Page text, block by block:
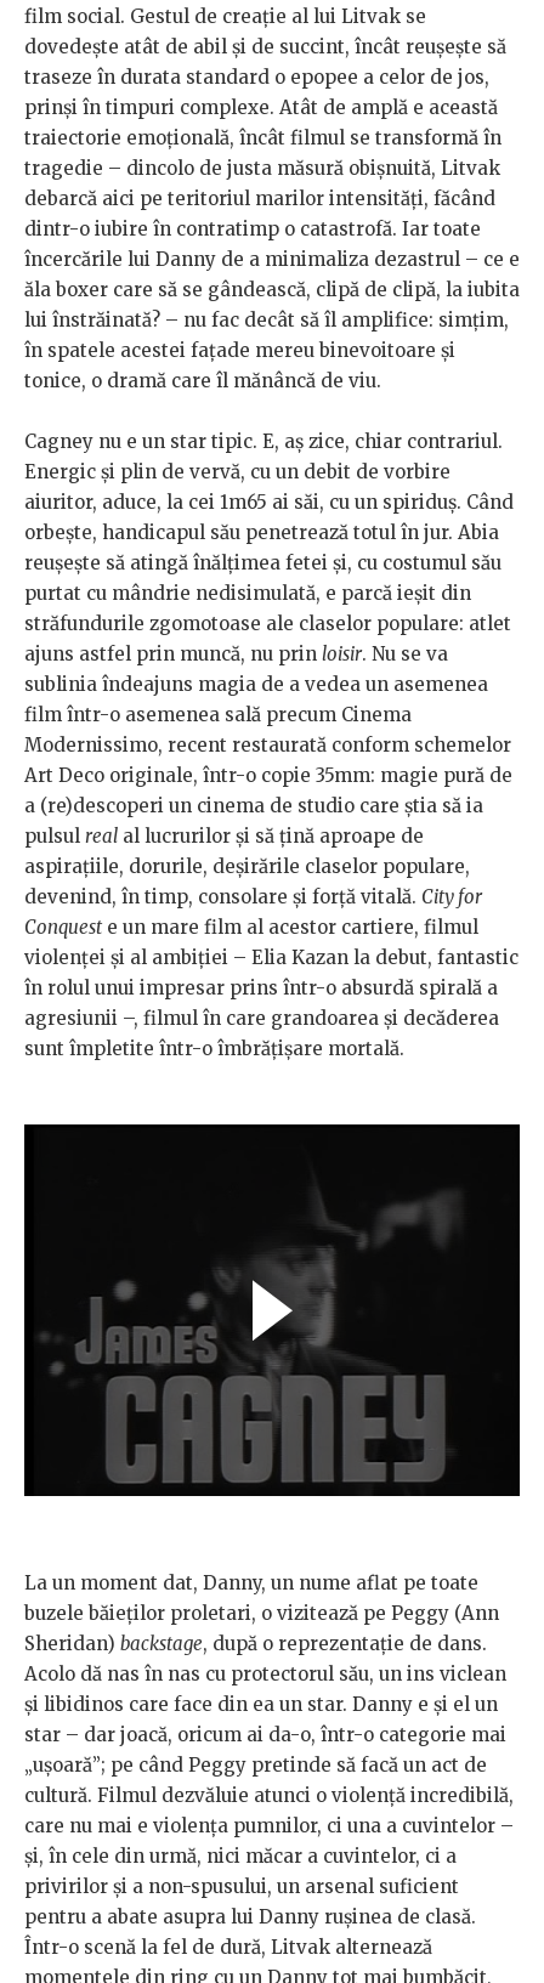
film social. Gestul de creație al lui Litvak se
dovedește atât de abil și de succint, încât reușește să
traseze în durata standard o epopee a celor de jos,
prinși în timpuri complexe. Atât de amplă e această
traiectorie emoțională, încât filmul se transformă în
tragedie – dincolo de justa măsură obișnuită, Litvak
debarcă aici pe teritoriul marilor intensități, făcând
dintr-o iubire în contratimp o catastrofă. Iar toate
încercările lui Danny de a minimaliza dezastrul – ce e
ăla boxer care să se gândească, clipă de clipă, la iubita
lui înstrăinată? – nu fac decât să îl amplifice: simțim,
în spatele acestei fațade mereu binevoitoare și
tonice, o dramă care îl mănâncă de viu.
Cagney nu e un star tipic. E, aș zice, chiar contrariul.
Energic și plin de vervă, cu un debit de vorbire
aiuritor, aduce, la cei 1m65 ai săi, cu un spiriduș. Când
orbește, handicapul său penetrează totul în jur. Abia
reușește să atingă înălțimea fetei și, cu costumul său
purtat cu mândrie nedisimulată, e parcă ieșit din
străfundurile zgomotoase ale claselor populare: atlet
ajuns astfel prin muncă, nu prin loisir. Nu se va
sublinia îndeajuns magia de a vedea un asemenea
film într-o asemenea sală precum Cinema
Modernissimo, recent restaurată conform schemelor
Art Deco originale, într-o copie 35mm: magie pură de
a (re)descoperi un cinema de studio care știa să ia
pulsul real al lucrurilor și să țină aproape de
aspirațiile, dorurile, deșirările claselor populare,
devenind, în timp, consolare și forță vitală. City for
Conqueste un mare film al acestor cartiere, filmul
violenței și al ambiției – Elia Kazan la debut, fantastic
în rolul unui impresar prins într-o absurdă spirală a
agresiunii –, filmul în care grandoarea și decăderea
sunt împletite într-o îmbrățișare mortală.
La un moment dat, Danny, un nume aflat pe toate
buzele băieților proletari, o vizitează pe Peggy (Ann
Sheridan) backstage, după o reprezentație de dans.
Acolo dă nas în nas cu protectorul său, un ins viclean
și libidinos care face din ea un star. Danny e și el un
star – dar joacă, oricum ai da-o, într-o categorie mai
„ușoară”; pe când Peggy pretinde să facă un act de
cultură. Filmul dezvăluie atunci o violență incredibilă,
care nu mai e violența pumnilor, ci una a cuvintelor –
și, în cele din urmă, nici măcar a cuvintelor, ci a
privirilor și a non-spusului, un arsenal suficient
pentru a abate asupra lui Danny rușinea de clasă.
Într-o scenă la fel de dură, Litvak alternează
momentele din ring cu un Danny tot mai bumbăcit,